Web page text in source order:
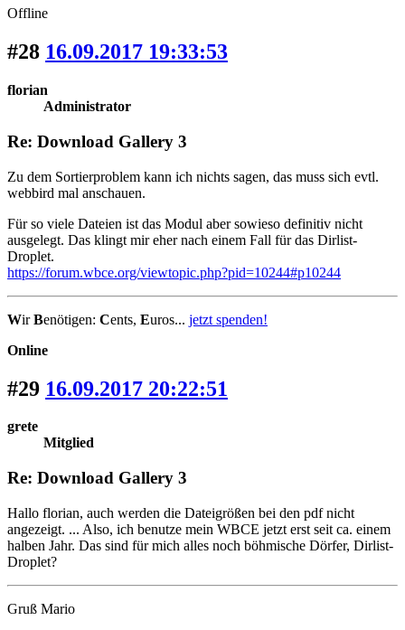
Offline
#28 16.09.2017 19:33:53
florian
Administrator
Re: Download Gallery 3
Zu dem Sortierproblem kann ich nichts sagen, das muss sich evtl.
webbird mal anschauen.
Für so viele Dateien ist das Modul aber sowieso definitiv nicht
ausgelegt. Das klingt mir eher nach einem Fall für das Dirlist-
Droplet.
https://forum.wbce.org/viewtopic.php?pid=10244#p10244
WirBenötigen: Cents, Euros... jetzt spenden!
Online
#29 16.09.2017 20:22:51
grete
Mitglied
Re: Download Gallery 3
Hallo florian, auch werden die Dateigrößen bei den pdf nicht
angezeigt. ... Also, ich benutze mein WBCE jetzt erst seit ca. einem
halben Jahr. Das sind für mich alles noch böhmische Dörfer, Dirlist-
Droplet?
Gruß Mario